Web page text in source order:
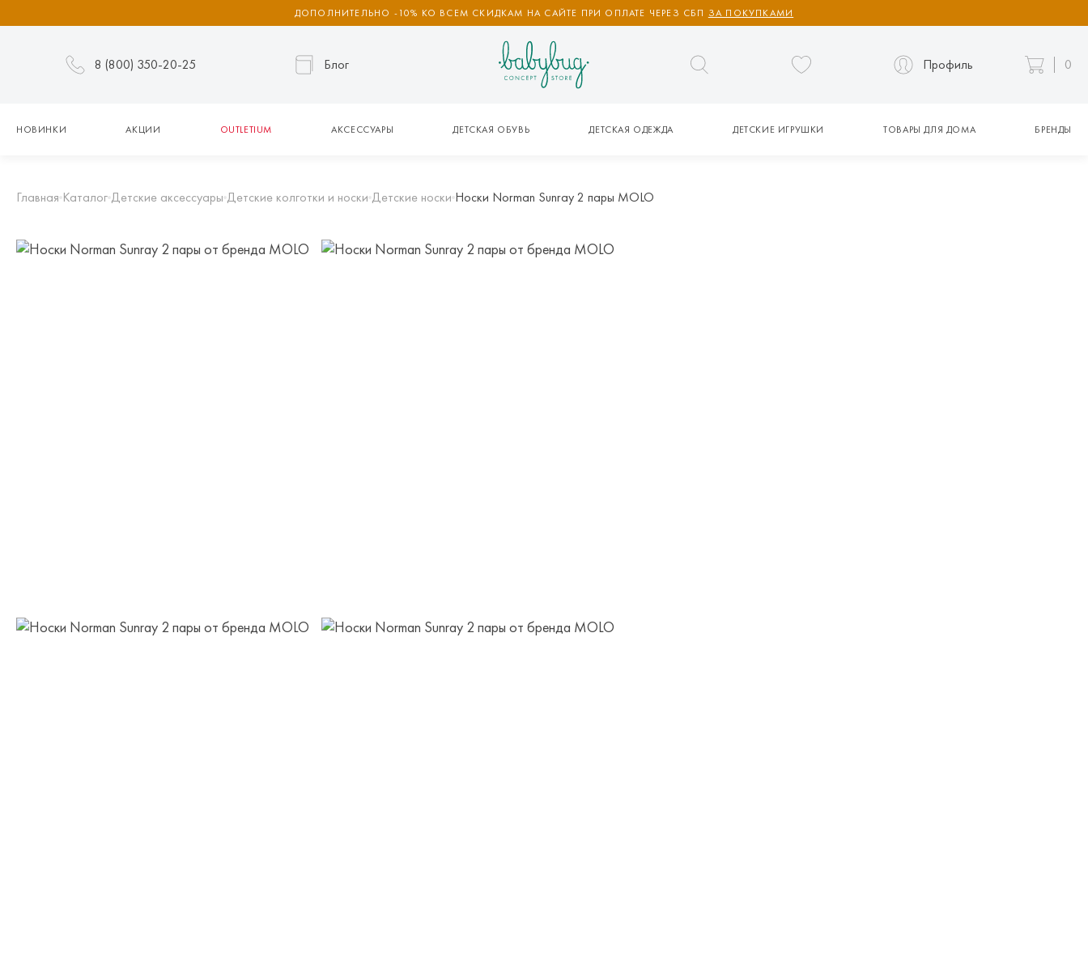
ДОПОЛНИТЕЛЬНО -10% КО ВСЕМ СКИДКАМ НА САЙТЕ ПРИ ОПЛАТЕ ЧЕРЕЗ СБП ЗА ПОКУПКАМИ
8 (800) 350-20-25 Блог Профиль 0
НОВИНКИ АКЦИИ OUTLETIUM АКСЕССУАРЫ ДЕТСКАЯ ОБУВЬ ДЕТСКАЯ ОДЕЖДА ДЕТСКИЕ ИГРУШКИ ТОВАРЫ ДЛЯ ДОМА БРЕНДЫ
Главная Каталог Детские аксессуары Детские колготки и носки Детские носки Носки Norman Sunray 2 пары MOLO